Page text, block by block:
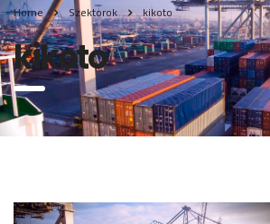
Home Szektorok kikoto
kikoto